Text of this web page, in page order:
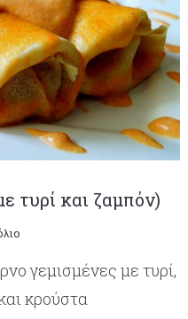
τυρί και ζαμπόν)
γεμισμένες με τυρί,
κρούστα